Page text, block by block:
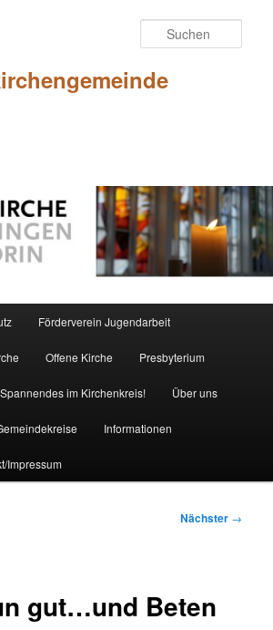
Förderverein Jugendarbeit
Offene Kirche Presbyterium
Spannendes im Kirchenkreis! Über uns
Informationen
Impressum
Nächster →
gut…und Beten